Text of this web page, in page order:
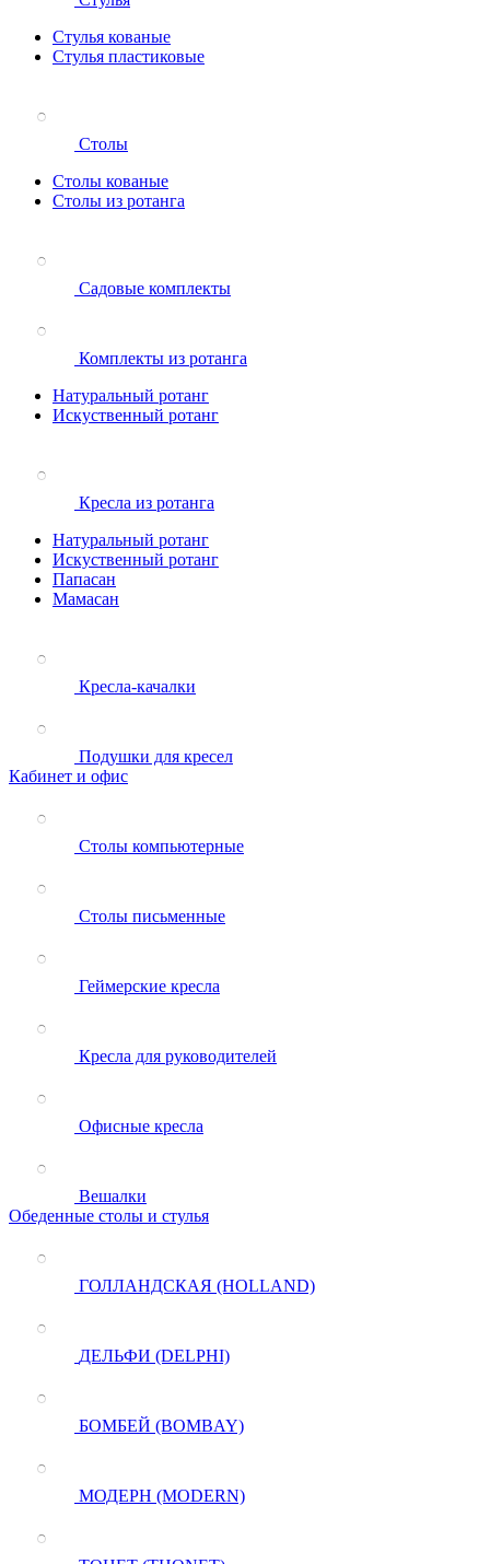
Стулья кованые
Стулья пластиковые
Столы
Столы кованые
Столы из ротанга
Садовые комплекты
Комплекты из ротанга
Натуральный ротанг
Искуственный ротанг
Кресла из ротанга
Натуральный ротанг
Искуственный ротанг
Папасан
Мамасан
Кресла-качалки
Подушки для кресел
Кабинет и офис
Столы компьютерные
Столы письменные
Геймерские кресла
Кресла для руководителей
Офисные кресла
Вешалки
Обеденные столы и стулья
ГОЛЛАНДСКАЯ (HOLLAND)
ДЕЛЬФИ (DELPHI)
БОМБЕЙ (BOMBAY)
МОДЕРН (MODERN)